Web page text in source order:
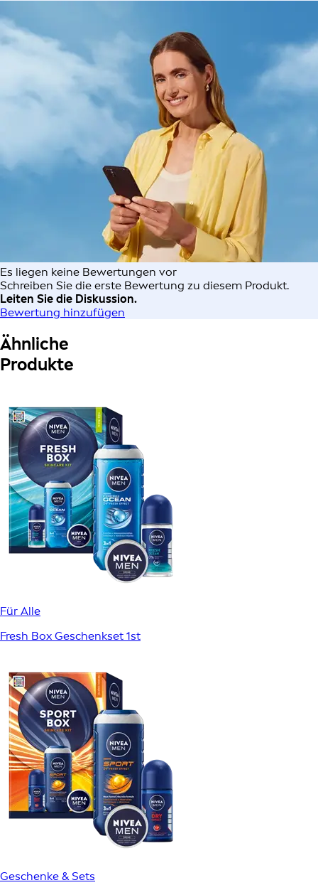
Es liegen keine Bewertungen vor
Schreiben Sie die erste Bewertung zu diesem Produkt.
Leiten Sie die Diskussion.
Bewertung hinzufügen
Ähnliche
Produkte
Für Alle
Fresh Box Geschenkset 1st
Geschenke & Sets